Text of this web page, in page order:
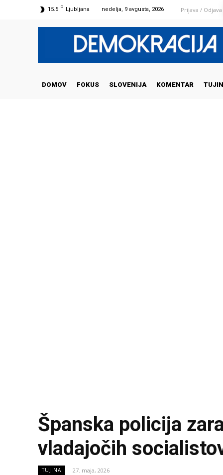
15.5 C Ljubljana nedelja, 9 avgusta, 2026 Prijava / Odjava
DOMOV FOKUS SLOVENIJA KOMENTAR
Španska policija
vladajočih
TUJINA 27. maja, 2026